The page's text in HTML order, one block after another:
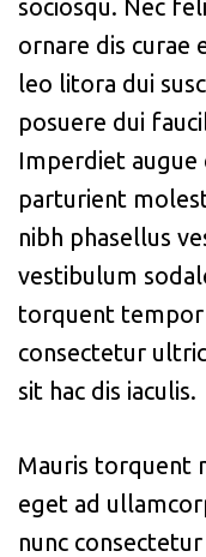
sociosqu. Nec
ornare dis curae
leo litora dui
posuere dui
Imperdiet augue
parturient
nibh phasellus
vestibulum
torquent
consectetur
sit hac dis iaculis.
Mauris torquent
eget ad
nunc